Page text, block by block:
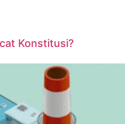
Konstitusi?